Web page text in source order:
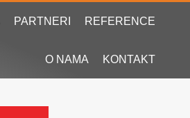
PARTNERI REFERENCE
O NAMA KONTAKT